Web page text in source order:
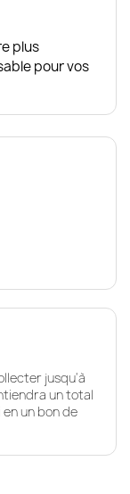
plus
pour vos
jusqu'à
un total
un bon de